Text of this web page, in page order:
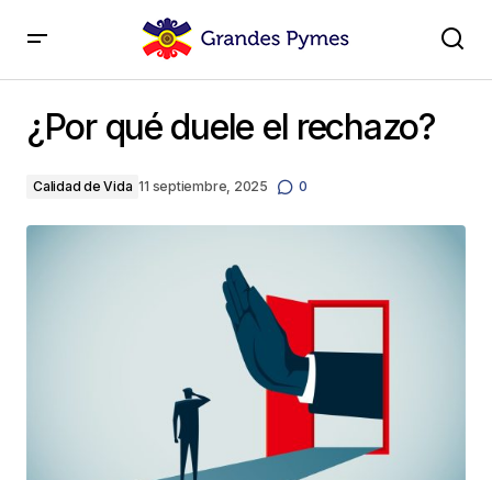
¿Por qué duele el rechazo?
Calidad de Vida 11 septiembre, 2025 0